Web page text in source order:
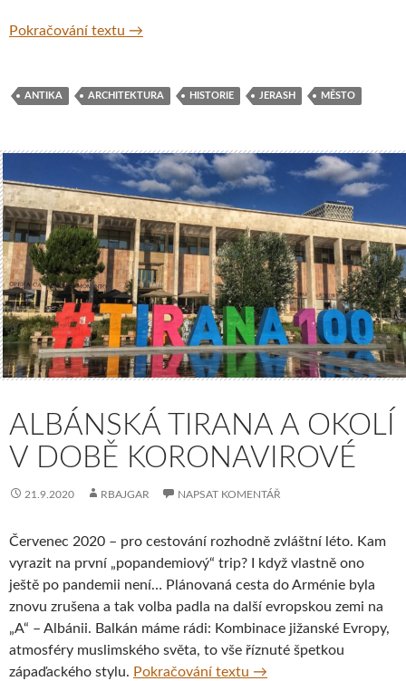
Pokračování textu Jerash – jedno z nejzachovalejších
→
ANTIKA ARCHITEKTURA HISTORIE JERASH MĚSTO
ALBÁNSKÁ TIRANA A OKOLÍ
V DOBĚ KORONAVIROVÉ
21.9.2020 RBAJGAR NAPSAT KOMENTÁŘ
Červenec 2020 – pro cestování rozhodně zvláštní léto. Kam
vyrazit na první „popandemiový“ trip? I když vlastně ono
ještě po pandemii není… Plánovaná cesta do Arménie byla
znovu zrušena a tak volba padla na další evropskou zemi na
„A“ – Albánii. Balkán máme rádi: Kombinace jižanské Evropy,
atmosféry muslimského světa, to vše říznuté špetkou
zápaďackého stylu. Pokračování textu Albánská Tirana a okolí
→